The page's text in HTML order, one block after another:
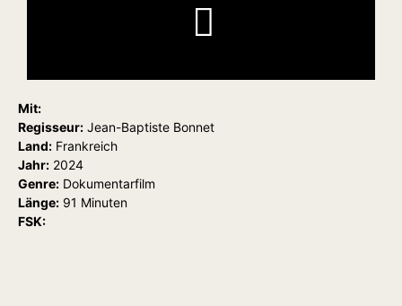
Mit:
Regisseur: Jean-Baptiste Bonnet
Land: Frankreich
Jahr: 2024
Genre: Dokumentarfilm
Länge: 91 Minuten
FSK: